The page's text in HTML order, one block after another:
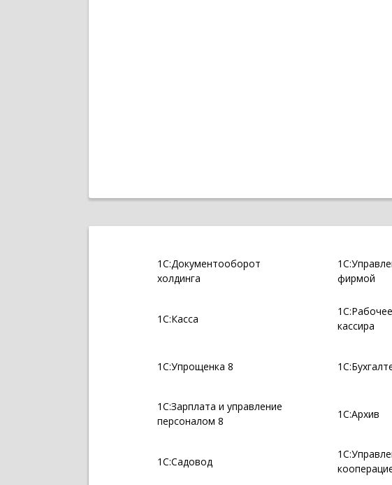
1С:Документооборот
холдинга
фирмой
1С:Касса
кассира
1С:Упрощенка 8
1С:Зарплата и управление
персоналом 8
1С:Архив
1С:Садовод